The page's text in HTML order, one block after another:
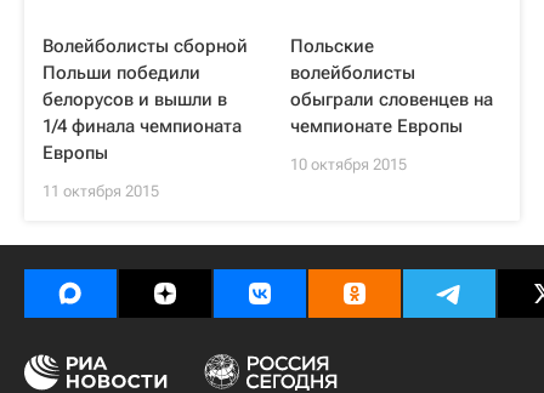
Волейболисты сборной
Польши победили
белорусов и вышли в
1/4 финала чемпионата
Европы
11 октября 2015
Польские
волейболисты
обыграли словенцев на
чемпионате Европы
10 октября 2015